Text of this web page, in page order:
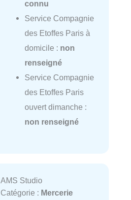
connu
Service Compagnie
des Etoffes Paris à
domicile : non
renseigné
Service Compagnie
des Etoffes Paris
ouvert dimanche :
non renseigné
AMS Studio
Catégorie : Mercerie